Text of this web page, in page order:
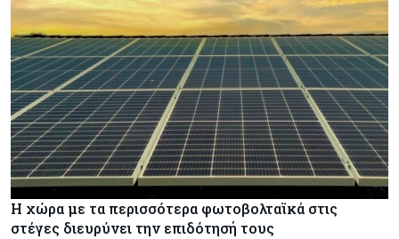
Η χώρα με τα περισσότερα φωτοβολταϊκά στις
στέγες διευρύνει την επιδότησή τους